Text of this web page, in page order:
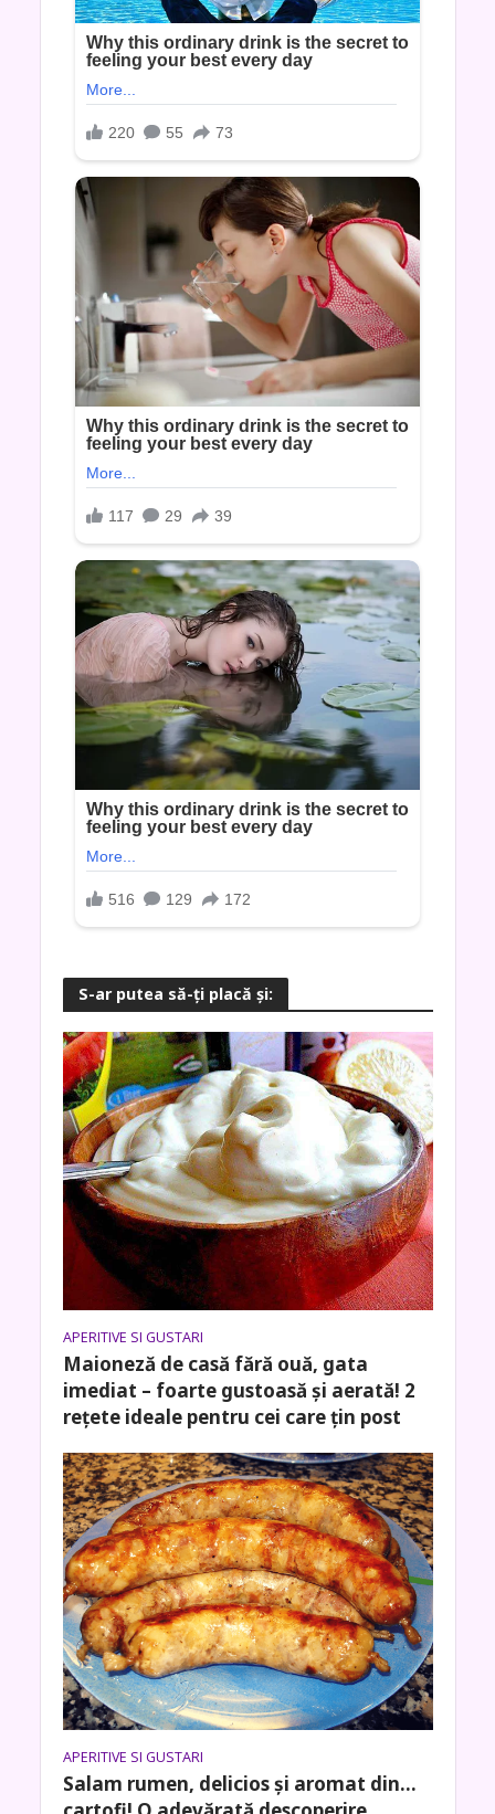
S-ar putea să-ţi placă şi:
APERITIVE SI GUSTARI
Maioneză de casă fără ouă, gata
imediat – foarte gustoasă și aerată! 2
rețete ideale pentru cei care țin post
APERITIVE SI GUSTARI
Salam rumen, delicios și aromat din…